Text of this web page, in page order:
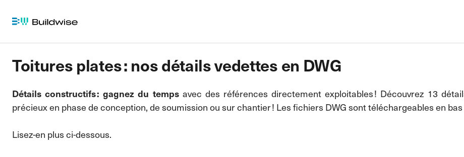
Toitures plates : nos détails vedettes en DWG
Détails constructifs : gagnez du tempsavec des références directement exploitables ! Découvrez 13
précieux en phase de conception, de soumission ou sur chantier ! Les fichiers DWG sont téléchargeables en
Lisez-en plus ci-dessous.